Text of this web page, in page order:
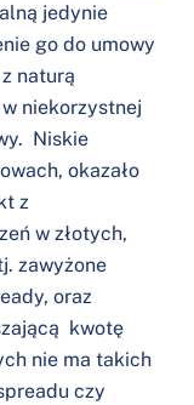
jedynie
go do umowy
naturą
niekorzystnej
Niskie
okazało
z
w złotych,
zawyżone
oraz
kwotę
nie ma takich
czy